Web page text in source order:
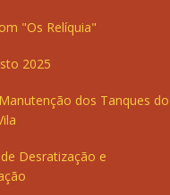
"Os Relíquia"
2025
dos Tanques do
Desratização e